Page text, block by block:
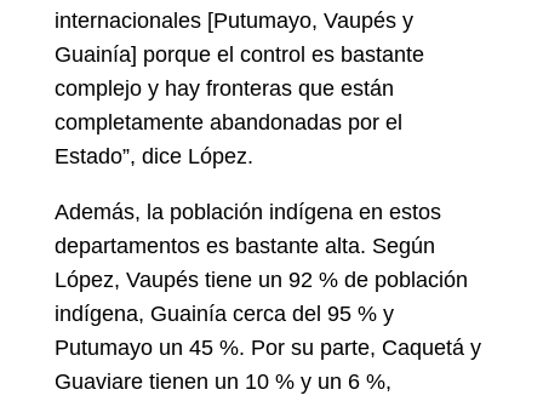
internacionales [Putumayo, Vaupés y
Guainía] porque el control es bastante
complejo y hay fronteras que están
completamente abandonadas por el
Estado”, dice López.
Además, la población indígena en estos
departamentos es bastante alta. Según
López, Vaupés tiene un 92 % de población
indígena, Guainía cerca del 95 % y
Putumayo un 45 %. Por su parte, Caquetá y
Guaviare tienen un 10 % y un 6 %,